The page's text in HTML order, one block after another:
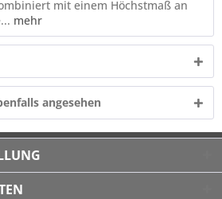
mit einem Höchstmaß an
mehr
angesehen